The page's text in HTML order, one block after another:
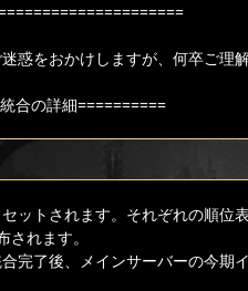
惑をおかけしますが、何卒ご理
合の詳細==========
ットされます。それぞれの順位
れます。
完了後、メインサーバーの今期